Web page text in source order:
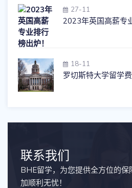
27-11
2023年英国高薪专
18-11
罗切斯特大学留学
联系我们
BHE留学，为您提供全方位的保
加顺利无忧！